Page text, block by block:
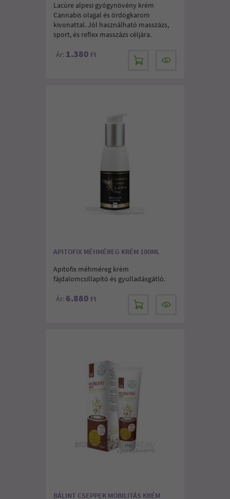
Lacúre alpesi gyógynövény krém
Cannabis olajjal és ördögkarom
kivonattal. Jól használható masszázs,
sport, és reflex masszázs céljára.
Ár: 1.380 Ft
APITOFIX MÉHMÉREG KRÉM 100ML
Apitofix méhméreg krém
fájdalomcsillapító és gyulladásgátló.
Ár: 6.880 Ft
BÁLINT CSEPPEK MOBILITÁS KRÉM